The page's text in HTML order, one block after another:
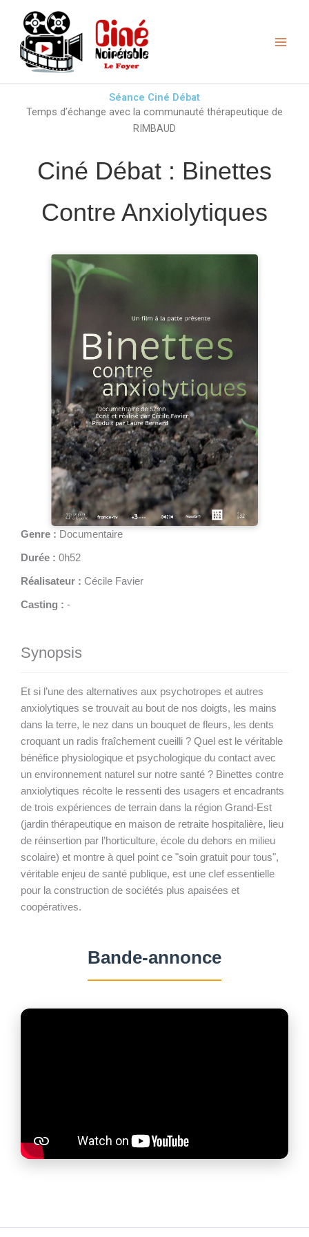
contenu
Séance Ciné Débat
Temps d’échange avec la communauté thérapeutique de
RIMBAUD
Ciné Débat : Binettes
Contre Anxiolytiques
Genre : Documentaire
Durée : 0h52
Réalisateur : Cécile Favier
Casting : -
Synopsis
Et si l’une des alternatives aux psychotropes et autres
anxiolytiques se trouvait au bout de nos doigts, les mains
dans la terre, le nez dans un bouquet de fleurs, les dents
croquant un radis fraîchement cueilli ? Quel est le véritable
bénéfice physiologique et psychologique du contact avec
un environnement naturel sur notre santé ? Binettes contre
anxiolytiques récolte le ressenti des usagers et encadrants
de trois expériences de terrain dans la région Grand-Est
(jardin thérapeutique en maison de retraite hospitalière, lieu
de réinsertion par l’horticulture, école du dehors en milieu
scolaire) et montre à quel point ce "soin gratuit pour tous",
véritable enjeu de santé publique, est une clef essentielle
pour la construction de sociétés plus apaisées et
coopératives.
Bande-annonce